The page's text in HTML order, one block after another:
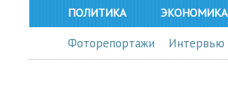
ПОЛИТИКА ЭКОНОМИКА
Фоторепортажи Интервью